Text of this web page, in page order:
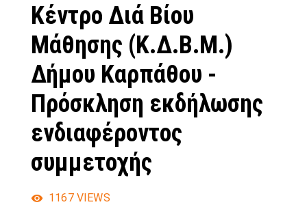
Κέντρο Διά Βίου
Μάθησης (Κ.Δ.Β.Μ.)
Δήμου Καρπάθου -
Πρόσκληση εκδήλωσης
ενδιαφέροντος
συμμετοχής
1167 VIEWS